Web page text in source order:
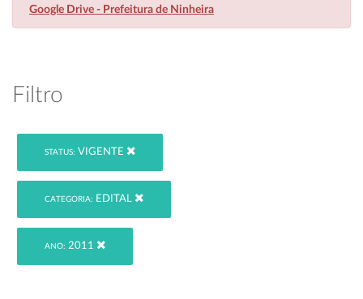
Google Drive - Prefeitura de Ninheira
Filtro
STATUS: VIGENTE
CATEGORIA: EDITAL
ANO: 2011